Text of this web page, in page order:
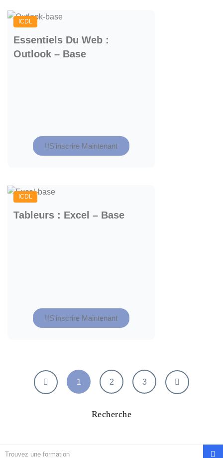
ICDL
Essentiels Du Web :
Outlook – Base
S'inscrire Maintenant
ICDL
Tableurs : Excel – Base
S'inscrire Maintenant
1 2 3
Recherche